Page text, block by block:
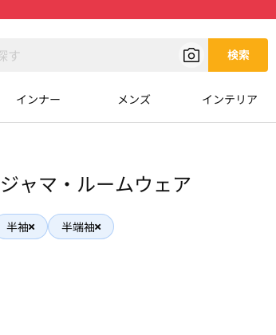
検索
インナー メンズ インテリア
ャマ・ルームウェア
半袖 半端袖